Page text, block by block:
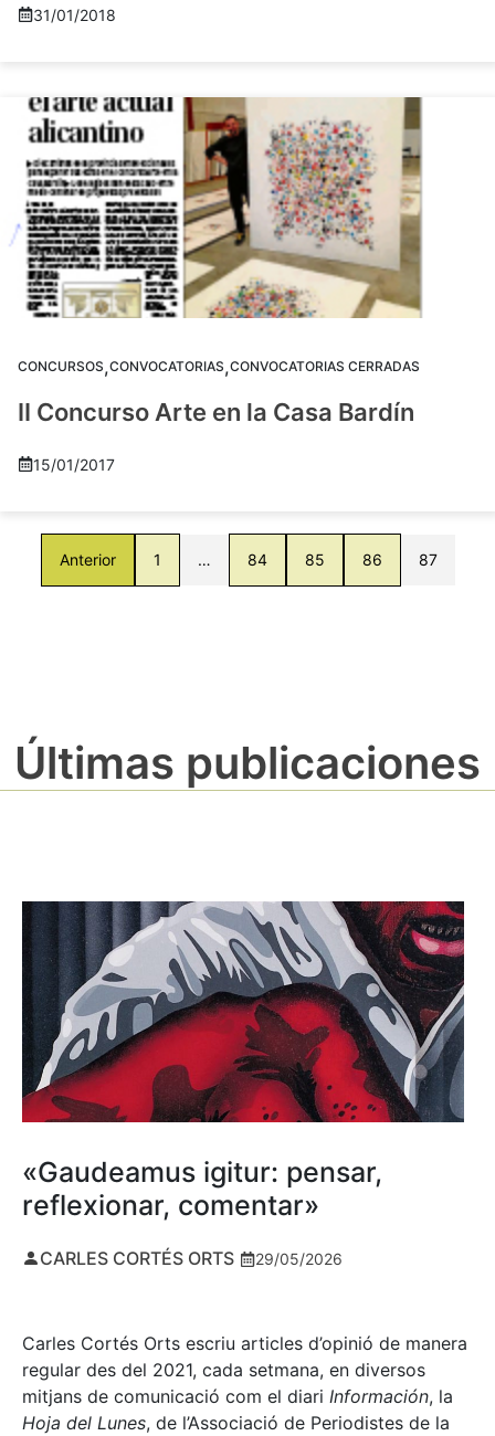
31/01/2018
CONCURSOS,CONVOCATORIAS,CONVOCATORIAS CERRADAS
II Concurso Arte en la Casa Bardín
15/01/2017
Anterior 1 … 84 85 86 87
Últimas publicaciones
«Gaudeamus igitur: pensar,
reflexionar, comentar»
CARLES CORTÉS ORTS 29/05/2026
Carles Cortés Orts escriu articles d’opinió de manera
regular des del 2021, cada setmana, en diversos
mitjans de comunicació com el diari Información, la
Hoja del Lunes, de l’Associació de Periodistes de la